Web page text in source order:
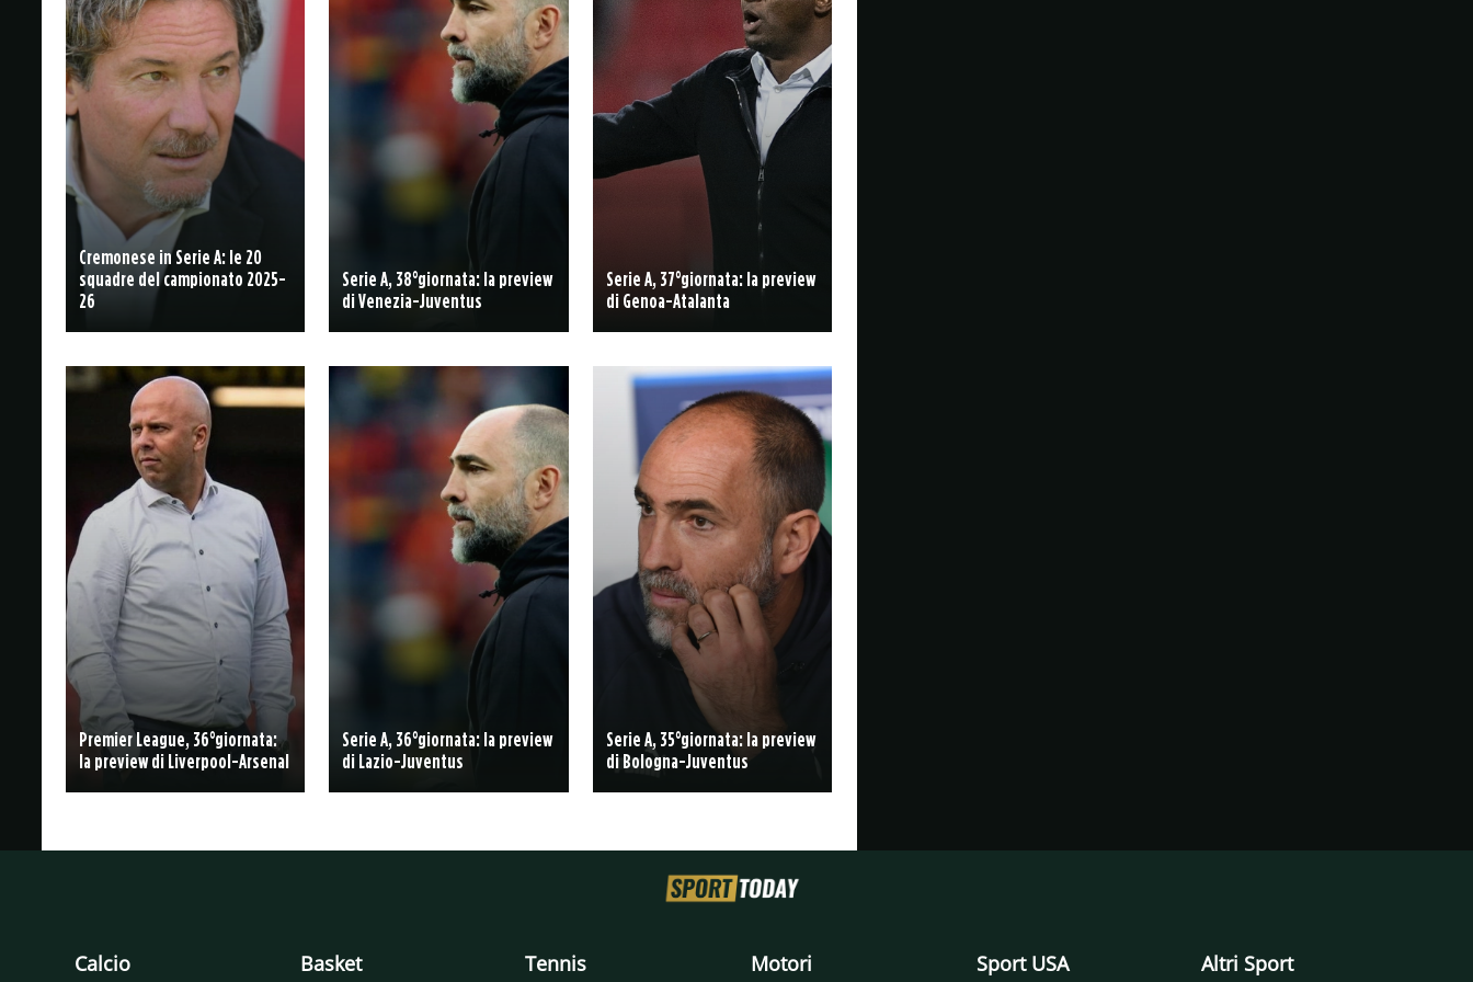
Cremonese in Serie A: le 20
squadre del campionato 2025-
26
Serie A, 38°giornata: la preview
di Venezia-Juventus
Serie A, 37°giornata: la preview
di Genoa-Atalanta
Premier League, 36°giornata:
la preview di Liverpool-Arsenal
Serie A, 36°giornata: la preview
di Lazio-Juventus
Serie A, 35°giornata: la preview
di Bologna-Juventus
Calcio Basket Tennis Motori Sport USA Altri Sport